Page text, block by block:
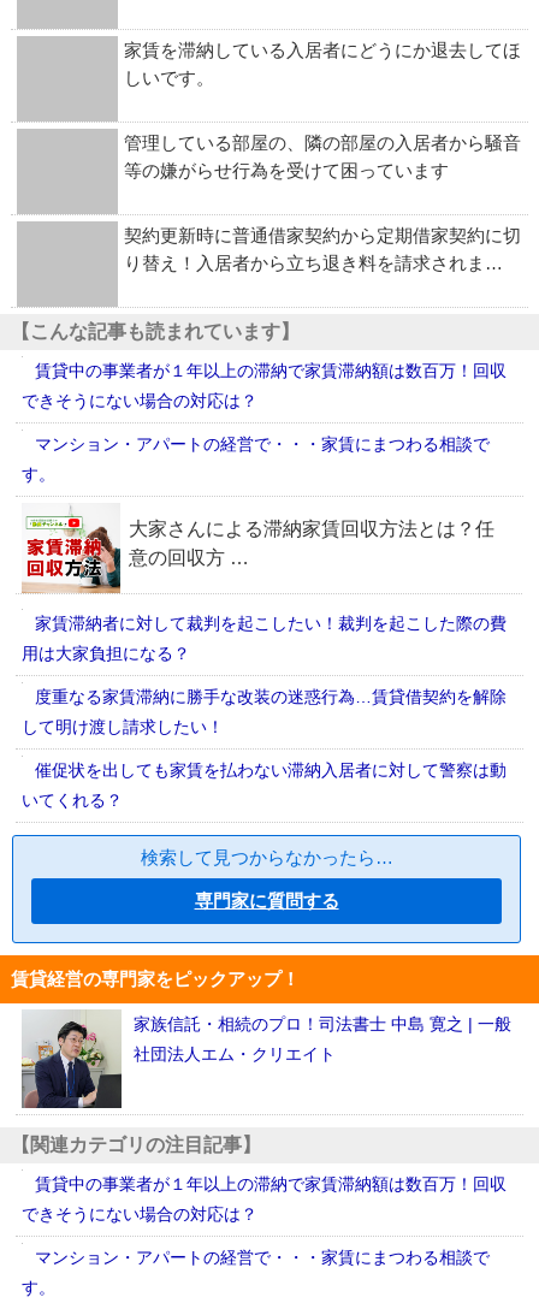
家賃を滞納している入居者にどうにか退去してほ
しいです。
管理している部屋の、隣の部屋の入居者から騒音
等の嫌がらせ行為を受けて困っています
契約更新時に普通借家契約から定期借家契約に切
り替え！入居者から立ち退き料を請求されま…
【こんな記事も読まれています】
賃貸中の事業者が１年以上の滞納で家賃滞納額は数百万！回収
できそうにない場合の対応は？
マンション・アパートの経営で・・・家賃にまつわる相談で
す。
家賃滞納者に対して裁判を起こしたい！裁判を起こした際の費
用は大家負担になる？
度重なる家賃滞納に勝手な改装の迷惑行為…賃貸借契約を解除
して明け渡し請求したい！
催促状を出しても家賃を払わない滞納入居者に対して警察は動
いてくれる？
検索して見つからなかったら…
専門家に質問する
賃貸経営の専門家をピックアップ！
家族信託・相続のプロ！司法書士 中島 寛之 | 一般
社団法人エム・クリエイト
【関連カテゴリの注目記事】
賃貸中の事業者が１年以上の滞納で家賃滞納額は数百万！回収
できそうにない場合の対応は？
マンション・アパートの経営で・・・家賃にまつわる相談で
す。